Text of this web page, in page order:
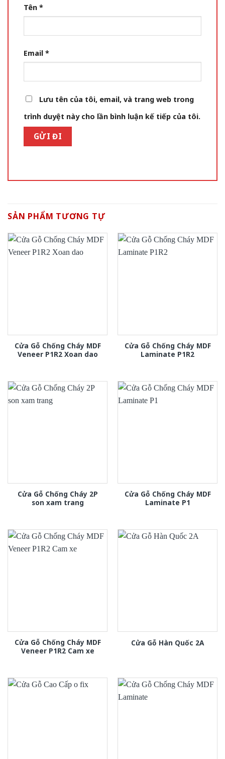
Tên *
Email *
Lưu tên của tôi, email, và trang web trong
trình duyệt này cho lần bình luận kế tiếp của tôi.
SẢN PHẨM TƯƠNG TỰ
Cửa Gỗ Chống Cháy MDF
Veneer P1R2 Xoan dao
Cửa Gỗ Chống Cháy MDF
Laminate P1R2
Cửa Gỗ Chống Cháy 2P
son xam trang
Cửa Gỗ Chống Cháy MDF
Laminate P1
Cửa Gỗ Chống Cháy MDF
Veneer P1R2 Cam xe
Cửa Gỗ Hàn Quốc 2A